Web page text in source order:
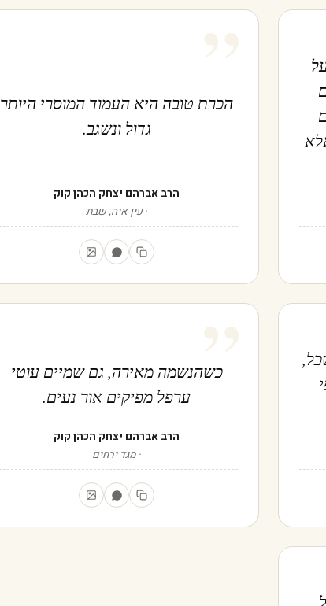
הכרת טובה היא העמוד המוסרי היותר
גדול ונשגב.
הרב אברהם יצחק הכהן קוק
עין איה, שבת
”
כשהנשמה מאירה, גם שמיים עוטי
ערפל מפיקים אור נעים.
הרב אברהם יצחק הכהן קוק
מגד ירחים